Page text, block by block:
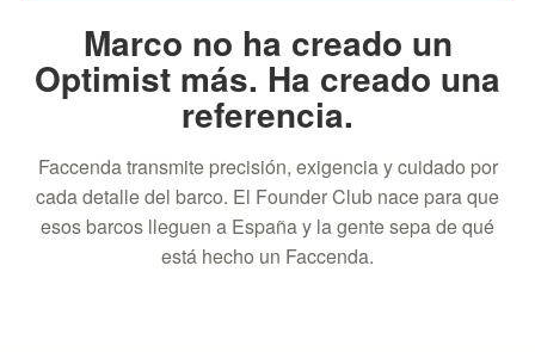
Marco no ha creado un
Optimist más. Ha creado una
referencia.
Faccenda transmite precisión, exigencia y cuidado por
cada detalle del barco. El Founder Club nace para que
esos barcos lleguen a España y la gente sepa de qué
está hecho un Faccenda.